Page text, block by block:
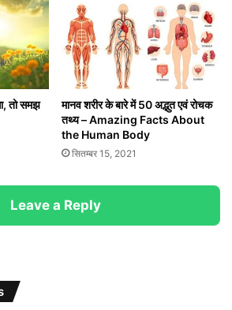
तो समझ
मानव शरीर के बारे में 50 अद्भुत एवं रोचक
तथ्य – Amazing Facts About
the Human Body
सितम्बर 15, 2021
Leave a Reply